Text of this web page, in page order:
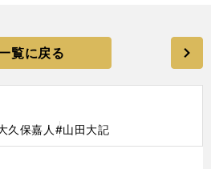
覧に戻る
久保嘉人 #山田大記